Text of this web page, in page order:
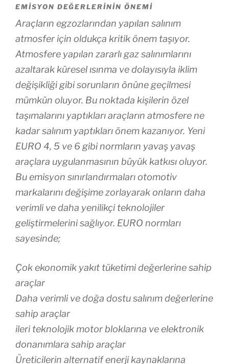
EMISYON DEĞERLERININ ÖNEMI
Araçların egzozlarından yapılan salınım
atmosfer için oldukça kritik önem taşıyor.
Atmosfere yapılan zararlı gaz salınımlarını
azaltarak küresel ısınma ve dolayısıyla iklim
değişikliği gibi sorunların önüne geçilmesi
mümkün oluyor. Bu noktada kişilerin özel
taşımalarını yaptıkları araçların atmosfere ne
kadar salınım yaptıkları önem kazanıyor. Yeni
EURO 4, 5 ve 6 gibi normların yavaş yavaş
araçlara uygulanmasının büyük katkısı oluyor.
Bu emisyon sınırlandırmaları otomotiv
markalarını değişime zorlayarak onların daha
verimli ve daha yenilikçi teknolojiler
geliştirmelerini sağlıyor. EURO normları
sayesinde;
Çok ekonomik yakıt tüketimi değerlerine sahip
araçlar
Daha verimli ve doğa dostu salınım değerlerine
sahip araçlar
ileri teknolojik motor bloklarına ve elektronik
donanımlara sahip araçlar
Üreticilerin alternatif enerji kaynaklarına